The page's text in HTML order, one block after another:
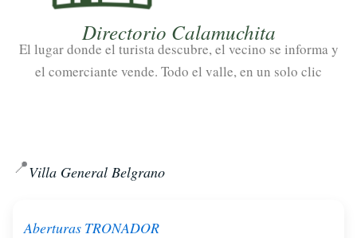
Directorio Calamuchita
El lugar donde el turista descubre, el vecino se informa y
el comerciante vende. Todo el valle, en un solo clic
📍Villa General Belgrano
Aberturas TRONADOR